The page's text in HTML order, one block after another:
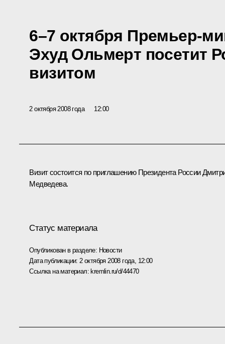
6–7 октября Премьер-
Эхуд Ольмерт посетит
визитом
2 октября 2008 года 12:00
Визит состоится по приглашению Президента России
Медведева.
Статус материала
Опубликован в разделе: Новости
Дата публикации: 2 октября 2008 года, 12:00
Ссылка на материал:kremlin.ru/d/44470